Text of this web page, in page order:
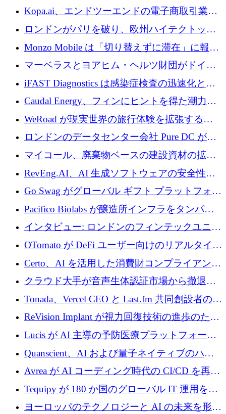
トラクチャ システムの拡張に 5,000 万ドルを
確保
Kopa.ai、エンドツーエンドの電子商取引業務
用の AI エージェントを構築するために 200
万ユーロを調達
ロンドンがパリを破り、欧州ハイテクトップ
の座を奪還
Monzo Mobile は「切り替えずに滞在」に報酬
を与える
マーベラスとヨアヒム・ヘルツ財団がドイツ
の商業化ギャップを埋めるために2,000万ユー
ロのディープテック基金を立ち上げる
iFAST Diagnostics は感染症検査の迅速化と抗
菌薬耐性への取り組みに 500 万ポンドを寄付
Caudal Energy、フィンにヒントを得た潮力発
電技術の規模拡大に向けて 430 万ポンドを調
WeRoad が現実世界の旅行体験を拡張するた
めに 5,800 万ドルを獲得
ロンドンのデータセンター会社 Pure DC が欧
州と中東の拡張に 27 億ドルを確保
マイコール、廃棄物ベースの建設資材の拡大
に400万ポンドを投資
RevEng.AI、AI 生成ソフトウェアの安全性を
確保するために 1,500 万ドルを調達
Go Swag がグローバル ギフト プラットフォー
ムを拡大するために 500 万ドルを調達
Pacifico Biolabs が醸造所インフラをタンパク
質生産に転換するために 700 万ユーロを調達
インタビュー: ロンドンのフィンテックユニコ
ーン Tide の CEO、オリバー・プリル氏
OTomato が DeFi ユーザー向けのリアルタイム
インテリジェンス レイヤーを構築するために
Improbable から 200 万ドルを調達
Certo、AI を活用した消費財コンプライアンス
プラットフォームのために 400 万ドルを調達
クラウド大手が音声生体認証市場から撤退す
るなか、Voxmindが54万6,000ポンドのプレシ
ード資金を調達
Tonada、Vercel CEO と Last.fm 共同創設者の支
援を受けてステルス撤退
ReVision Implant が視力回復技術の進歩のため
に 400 万ユーロを確保
Lucis が AI 主導の予防医療プラットフォーム
を拡大するためにシリーズ A で 2,000 万ドル
を調達
Quanscient、AI および量子ネイティブのハー
ドウェア エンジニアリングを推進するために
1,000 万ユーロを調達
Avrea が AI コーディング時代の CI/CD を再発
明するために 470 万ドルをかけてステルスか
ら浮上
Tequipy が 180 か国のグローバル IT 運用を自
動化するために 300 万ユーロ以上を調達
ヨーロッパのテクノロジーと AI の未来を形作